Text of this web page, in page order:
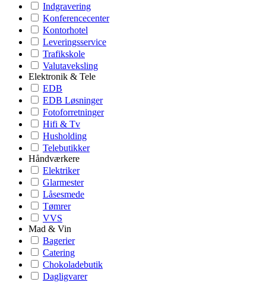
Indgravering
Konferencecenter
Kontorhotel
Leveringsservice
Trafikskole
Valutaveksling
Elektronik & Tele
EDB
EDB Løsninger
Fotoforretninger
Hifi & Tv
Husholding
Telebutikker
Håndværkere
Elektriker
Glarmester
Låsesmede
Tømrer
VVS
Mad & Vin
Bagerier
Catering
Chokoladebutik
Dagligvarer